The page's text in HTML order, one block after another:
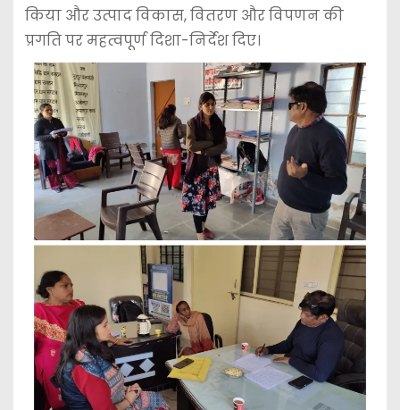
किया और उत्पाद विकास, वितरण और विपणन की
प्रगति पर महत्वपूर्ण दिशा-निर्देश दिए।